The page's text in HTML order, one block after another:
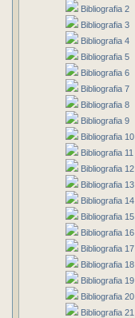
Bibliografia 2
Bibliografia 3
Bibliografia 4
Bibliografia 5
Bibliografia 6
Bibliografia 7
Bibliografia 8
Bibliografia 9
Bibliografia 10
Bibliografia 11
Bibliografia 12
Bibliografia 13
Bibliografia 14
Bibliografia 15
Bibliografia 16
Bibliografia 17
Bibliografia 18
Bibliografia 19
Bibliografia 20
Bibliografia 21